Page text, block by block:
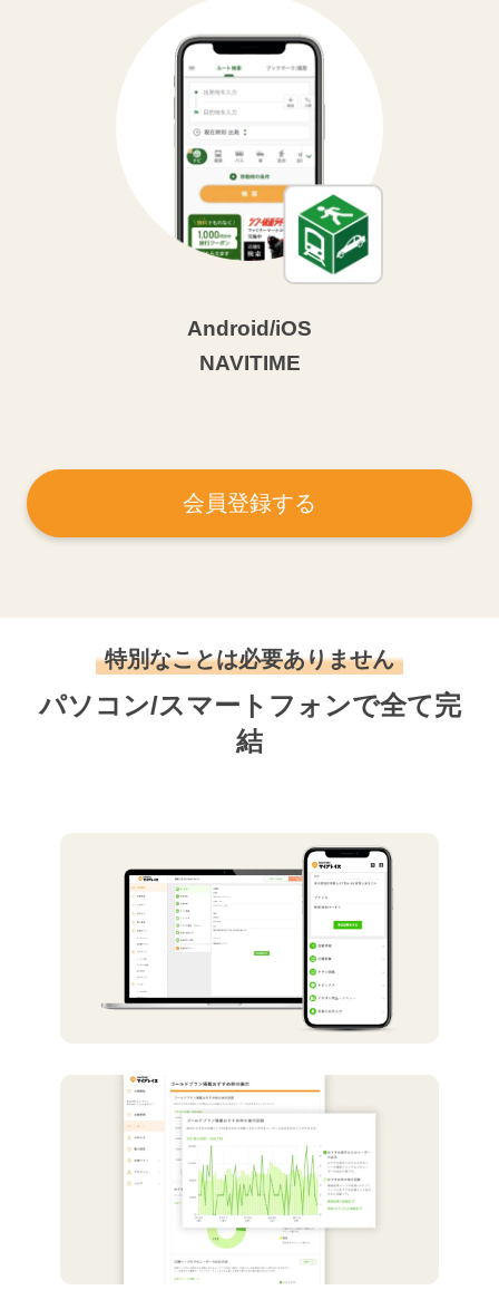
Android/iOS
NAVITIME
会員登録する
特別なことは必要ありません
パソコン/スマートフォンで全て完
結